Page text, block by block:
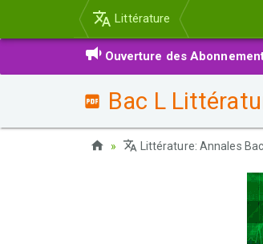
Littérature
Ouverture des
Bac L
Littérature: Annales Bac